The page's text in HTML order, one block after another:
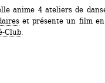
anime 4 ateliers de
et présente un film en
Club